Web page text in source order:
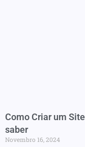
Como Criar um
saber
Novembro 16, 2024